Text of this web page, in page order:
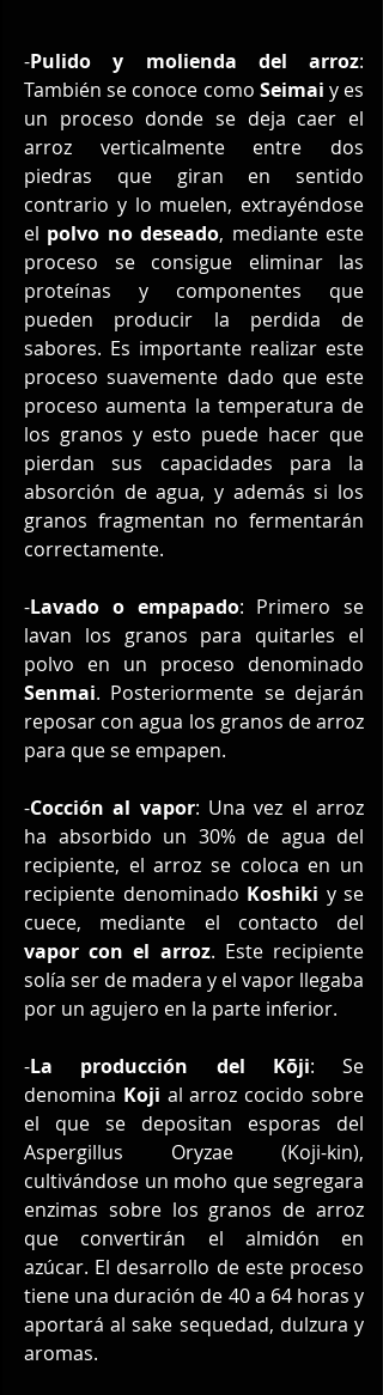
-Pulido y molienda del arroz:
También se conoce como Seimai y es
un proceso donde se deja caer el
arroz verticalmente entre dos
piedras que giran en sentido
contrario y lo muelen, extrayéndose
el polvo no deseado, mediante este
proceso se consigue eliminar las
proteínas y componentes que
pueden producir la perdida de
sabores. Es importante realizar este
proceso suavemente dado que este
proceso aumenta la temperatura de
los granos y esto puede hacer que
pierdan sus capacidades para la
absorción de agua, y además si los
granos fragmentan no fermentarán
correctamente.
-Lavado o empapado: Primero se
lavan los granos para quitarles el
Senmai. Posteriormente se dejarán
reposar con agua los granos de arroz
para que se empapen.
-Cocción al vapor: Una vez el arroz
ha absorbido un 30% de agua del
recipiente, el arroz se coloca en un
recipiente denominado Koshiki y se
vapor con el arroz. Este recipiente
solía ser de madera y el vapor llegaba
por un agujero en la parte inferior.
-La producción del Kōji: Se
denomina Koji al arroz cocido sobre
el que se depositan esporas del
Aspergillus Oryzae (Koji-kin),
cultivándose un moho que segregara
enzimas sobre los granos de arroz
que convertirán el almidón en
azúcar. El desarrollo de este proceso
tiene una duración de 40 a 64 horas y
aportará al sake sequedad, dulzura y
aromas.